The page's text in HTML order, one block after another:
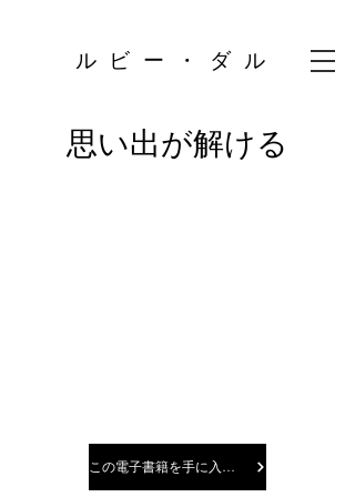
ルビー・ダル
思い出が解ける
この電子書籍を手に入れよう！